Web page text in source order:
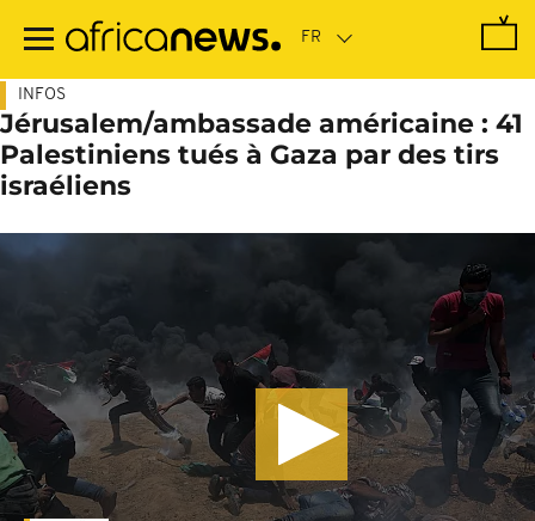
contenu
INFOS
Jérusalem/ambassade américaine : 41
Palestiniens tués à Gaza par des tirs
israéliens